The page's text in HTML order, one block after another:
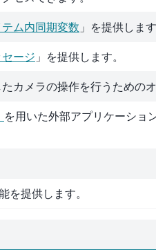
ム内同期変数 」を提供します
セージ 」を提供します。
カメラの操作を行うためのオ
を用いた外部アプリケーショ
提供します。